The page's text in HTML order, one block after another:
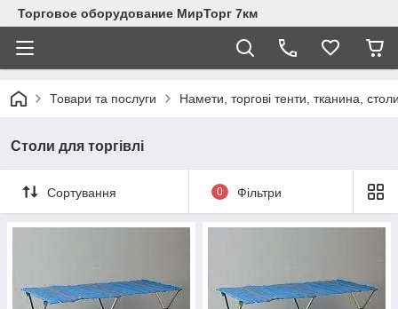
Торговое оборудование МирТорг 7км
Товари та послуги Намети, торгові тенти, тканина,
Столи для торгівлі
Сортування 0 Фільтри